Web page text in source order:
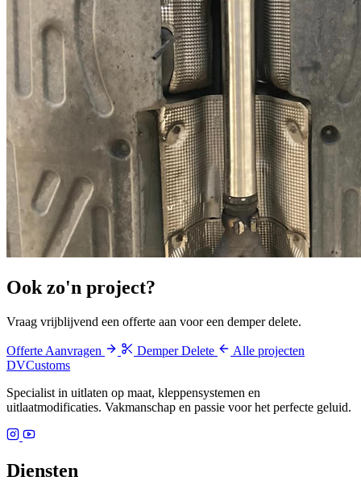
Ook zo'n project?
Vraag vrijblijvend een offerte aan voor een demper delete.
Offerte Aanvragen Demper Delete
Alle projecten
DVCustoms
Specialist in uitlaten op maat, kleppensystemen en
uitlaatmodificaties. Vakmanschap en passie voor het perfecte geluid.
Diensten